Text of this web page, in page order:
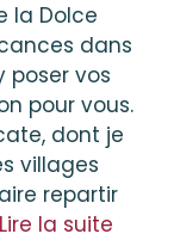
la Dolce
dans
poser vos
pour vous.
dont je
villages
repartir
Lire la suite